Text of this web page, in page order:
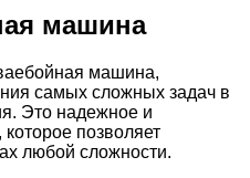
машина
машина,
самых сложных задач в
Это надежное и
позволяет
любой сложности.